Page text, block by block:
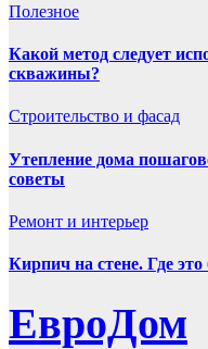
Полезнoe
Какой метод следует
скважины?
Строительство и фасад
Утепление дома
советы
Ремонт и интерьер
Кирпич на стене. Где это
ЕвроДом